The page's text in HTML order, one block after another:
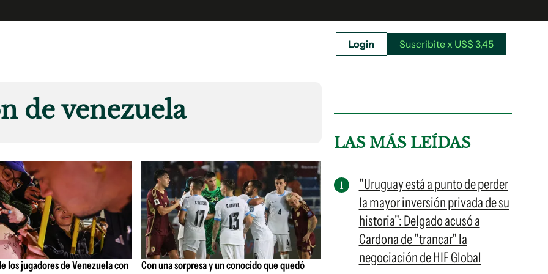
Unidos
Suscribite x US$ 3,45
Login Suscribite x US$ 3,45
de venezuela
los jugadores de Venezuela con
Con una sorpresa y un conocido que quedó
LAS MÁS LEÍDAS
"Uruguay está a punto de perder
la mayor inversión privada de su
historia": Delgado acusó a
Cardona de "trancar" la
negociación de HIF Global